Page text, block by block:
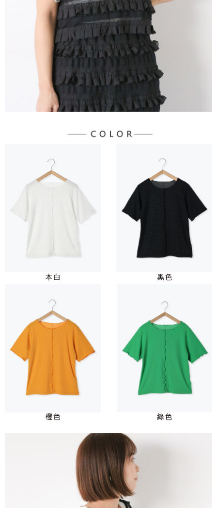
3.完整用戶服務條款，請詳閱以下連結：https://oppay.tw/userRule
１．透過由恩沛科技股份有限公司提供之「AFTEE先享後付」服務完成之交
易，需依本服務之必要範圍內提供個人資料，並將交易相關給付款項請求債
權轉讓予恩沛科技股份有限公司。
２．關於個人資料處理事宜，請瀏覽以下網址：
https://aftee.tw/terms/#terms3
３．未成年的使用者請事先徵得法定代理人或監護人之同意方可使用
「AFTEE先享後付」，若未經同意申辦者引起之損失，本公司不負相關責
４．使用「AFTEE先享後付」時，將依據個別帳號之用戶狀況，依本公司即
時審查核予不同之上限額度；若仍有額度不足之情形，本公司將視審查結果
請求用戶進行身份認證。
7-11取貨付款
每筆NT$60，滿NT$888(含以上)免運費
每筆NT$60，滿NT$888(含以上)免運費
每筆NT$90，滿NT$888(含以上)免運費